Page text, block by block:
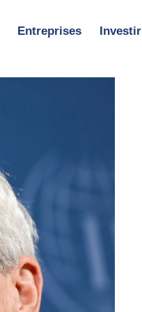
Entreprises Investir